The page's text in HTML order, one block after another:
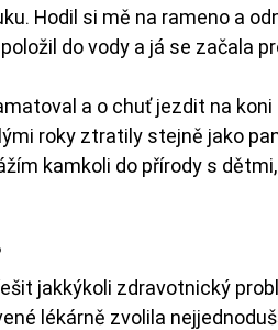
Hodil si mě na rameno a
do vody a já se začala
a o chuť jezdit na
roky ztratily stejně jako
kamkoli do přírody s dětmi,
jakkýkoli zdravotnický
lékárně zvolila